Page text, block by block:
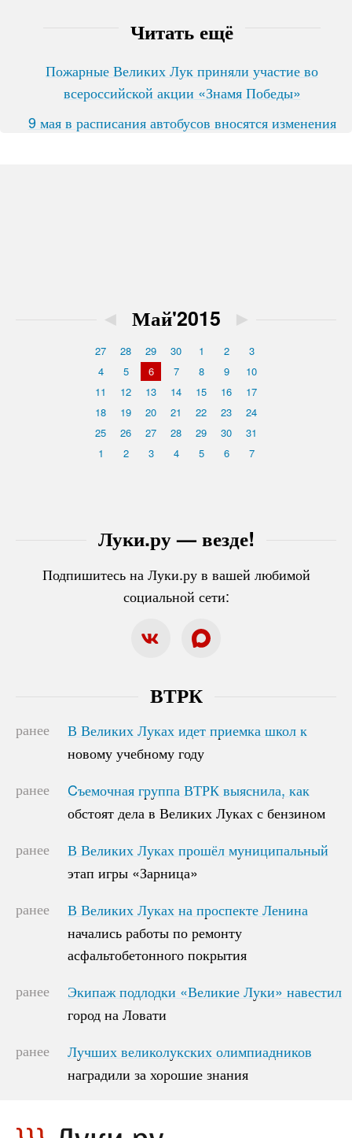
Читать ещё
Пожарные Великих Лук приняли участие во
всероссийской акции «Знамя Победы»
9 мая в расписания автобусов вносятся изменения
Луки.ру — везде!
Подпишитесь на Луки.ру в вашей любимой
социальной сети:
◄ Май'2015 ►
27 28 29 30 1 2
3
4
5 6 7 8 9
10
11
12 13 14 15 16
17
18
19 20 21 22 23
24
25
26 27 28 29 30
31
1
2 3 4 5 6 7
ВТРК
ранее
В Великих Луках идет приемка школ к
новому учебному году
В Великих Луках идет приемка школ к
новому учебному году
ранее
Cъемочная группа ВТРК выяснила, как
обстоят дела в Великих Луках с бензином
Cъемочная группа ВТРК выяснила, как
обстоят дела в Великих Луках с бензином
ранее
В Великих Луках прошёл муниципальный
этап игры «Зарница»
В Великих Луках прошёл муниципальный
этап игры «Зарница»
ранее
В Великих Луках на проспекте Ленина
начались работы по ремонту
асфальтобетонного покрытия
В Великих Луках на проспекте Ленина
начались работы по ремонту
асфальтобетонного покрытия
ранее
Экипаж подлодки «Великие Луки» навестил
город на Ловати
Экипаж подлодки «Великие Луки» навестил
город на Ловати
ранее
Лучших великолукских олимпиадников
наградили за хорошие знания
Лучших великолукских олимпиадников
наградили за хорошие знания